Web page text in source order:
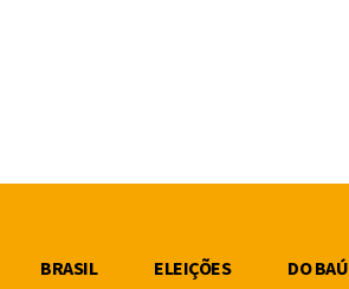
BRASIL ELEIÇÕES DO BAÚ